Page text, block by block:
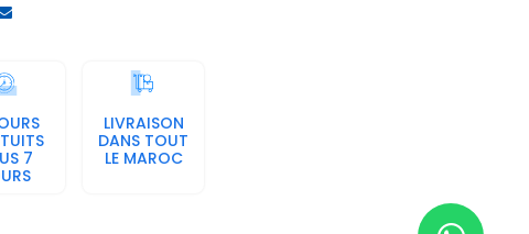
7
LIVRAISON
DANS TOUT
LE MAROC